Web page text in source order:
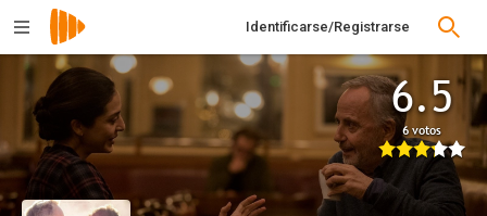
Identificarse/Registrarse
6.5
6 votos